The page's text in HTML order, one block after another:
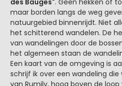
maar borden langs de weg
natuurgebied binnenrijdt. Niet
het schitterend wandelen. De
van wandelingen door de
het algemeen staan de
Een kaart van de omgeving is
schrijf ik over een wandeling
van Rumily, hoog boven de loop